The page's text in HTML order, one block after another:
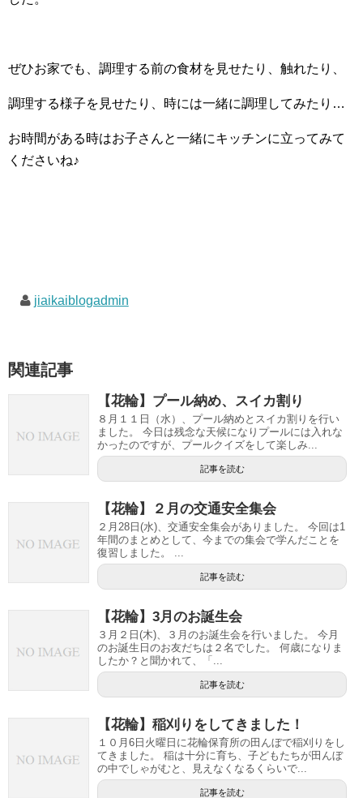
ぜひお家でも、調理する前の食材を見せたり、触れたり、
調理する様子を見せたり、時には一緒に調理してみたり…
お時間がある時はお子さんと一緒にキッチンに立ってみて
くださいね♪
jiaikaiblogadmin
関連記事
【花輪】プール納め、スイカ割り
８月１１日（水）、プール納めとスイカ割りを行い
ました。 今日は残念な天候になりプールには入れな
かったのですが、プールクイズをして楽しみ...
記事を読む
【花輪】２月の交通安全集会
２月28日(水)、交通安全集会がありました。 今回は1
年間のまとめとして、今までの集会で学んだことを
復習しました。 ...
記事を読む
【花輪】3月のお誕生会
３月２日(木)、３月のお誕生会を行いました。 今月
のお誕生日のお友だちは２名でした。 何歳になりま
したか？と聞かれて、「...
記事を読む
【花輪】稲刈りをしてきました！
１０月6日火曜日に花輪保育所の田んぼで稲刈りをし
てきました。 稲は十分に育ち、子どもたちが田んぼ
の中でしゃがむと、見えなくなるくらいで...
記事を読む